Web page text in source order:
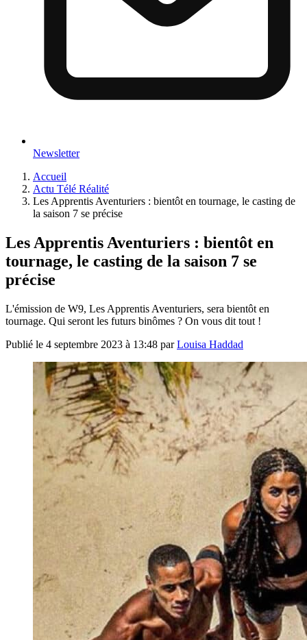
Newsletter
Accueil
Actu Télé Réalité
Les Apprentis Aventuriers : bientôt en tournage, le casting de
la saison 7 se précise
Les Apprentis Aventuriers : bientôt en
tournage, le casting de la saison 7 se
précise
L'émission de W9, Les Apprentis Aventuriers, sera bientôt en
tournage. Qui seront les futurs binômes ? On vous dit tout !
Publié le 4 septembre 2023 à 13:48 parLouisa Haddad